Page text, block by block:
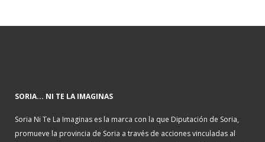
SORIA... NI TE LA IMAGINAS
Soria Ni Te La Imaginas es la marca con la que Diputación de Soria,
promueve la provincia de Soria a través de acciones vinculadas al